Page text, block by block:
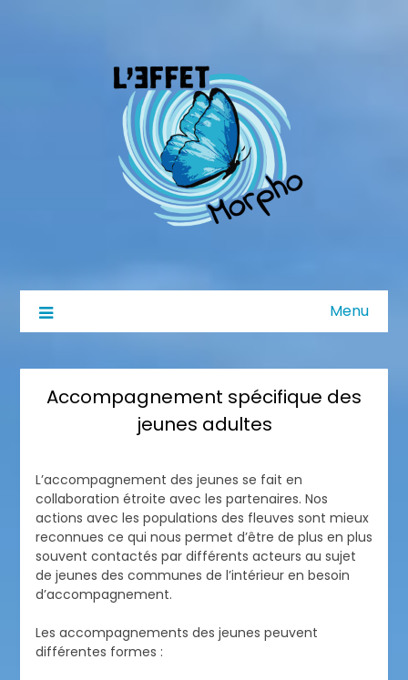
Menu
Accompagnement spécifique des
jeunes adultes
L’accompagnement des jeunes se fait en
collaboration étroite avec les partenaires. Nos
actions avec les populations des fleuves sont mieux
reconnues ce qui nous permet d’être de plus en plus
souvent contactés par différents acteurs au sujet
de jeunes des communes de l’intérieur en besoin
d’accompagnement.
Les accompagnements des jeunes peuvent
différentes formes :